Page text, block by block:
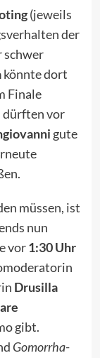
(jeweils
der
schwer
könnte dort
Finale
dürften vor
gute
müssen, ist
nun
vor1:30 Uhr
Drusilla
gibt.
Gomorrha-